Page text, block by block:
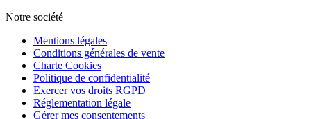
Notre société
Mentions légales
Conditions générales de vente
Charte Cookies
Politique de confidentialité
Exercer vos droits RGPD
Réglementation légale
Gérer mes consentements